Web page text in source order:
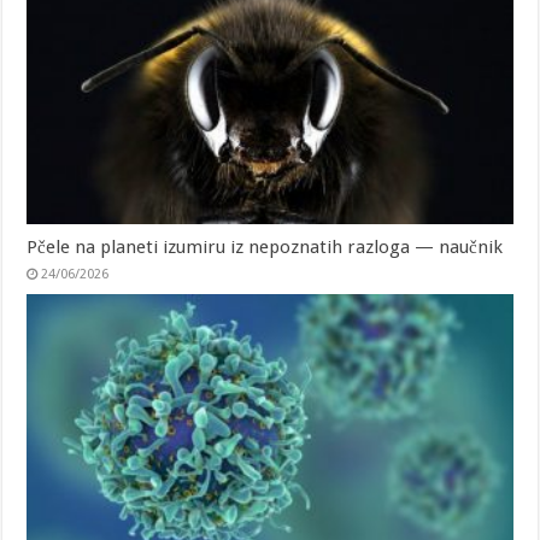
Pčele na planeti izumiru iz nepoznatih razloga — naučnik
24/06/2026